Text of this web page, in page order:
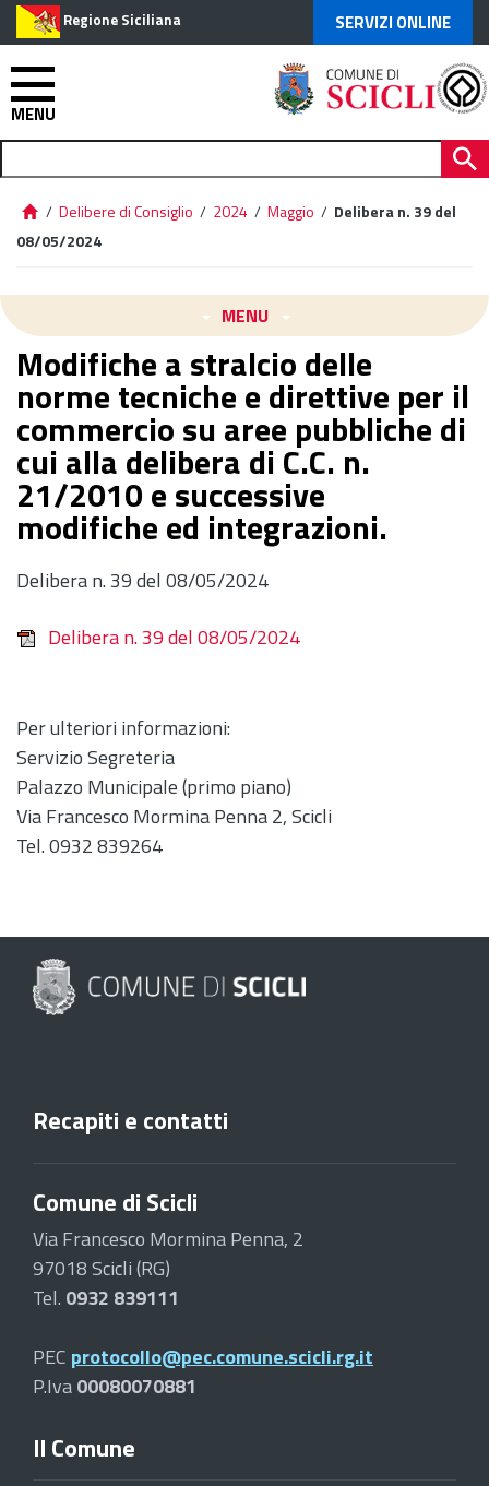
Regione Siciliana SERVIZI ONLINE
MENU
/ Delibere di Consiglio / 2024 / Maggio / Delibera n. 39 del
08/05/2024
MENU
Modifiche a stralcio delle
norme tecniche e direttive per il
commercio su aree pubbliche di
cui alla delibera di C.C. n.
21/2010 e successive
modifiche ed integrazioni.
Delibera n. 39 del 08/05/2024
Delibera n. 39 del 08/05/2024
Per ulteriori informazioni:
Servizio Segreteria
Palazzo Municipale (primo piano)
Via Francesco Mormina Penna 2, Scicli
Tel. 0932 839264
Recapiti e contatti
Comune di Scicli
Via Francesco Mormina Penna, 2
97018 Scicli (RG)
Tel. 0932 839111
PEC protocollo@pec.comune.scicli.rg.it
P.Iva00080070881
Il Comune